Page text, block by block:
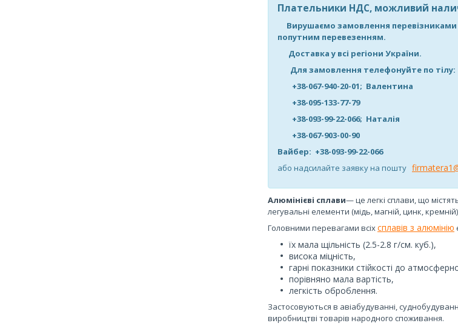
Плательники НДС, можливий
Вирушаємо замовлення перевізниками
попутним перевезенням.
Доставка у всі регіони України.
Для замовлення телефонуйте по тілу:
+38-067-940-20-01; Валентина
+38-095-133-77-79
+38-093-99-22-066; Наталія
+38-067-903-00-90
Вайбер: +38-093-99-22-066
або надсилайте заявку на пошту
Алюмінієві сплави— це легкі сплави, що
легувальні елементи (мідь,магній,цинк,
Головними перевагами всіхсплавів з алюмінію
їх мала щільність (2.5-2.8 г/см. куб.),
висока міцність,
гарні показники стійкості до
порівняно мала вартість,
легкість оброблення.
Застосовуються в авіабудуванні,
виробництві товарів народного споживання.